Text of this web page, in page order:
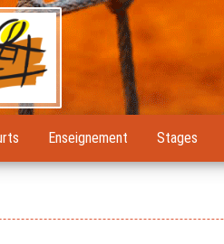
Enseignement Stages